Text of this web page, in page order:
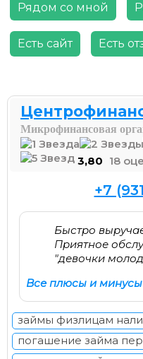
Рядом со мной
Есть сайт Есть
Микрофинансовая
3,80 18
+7
Быстро
Приятное
"девочки
Все плюсы и минусы
займы физлицам
погашение займа